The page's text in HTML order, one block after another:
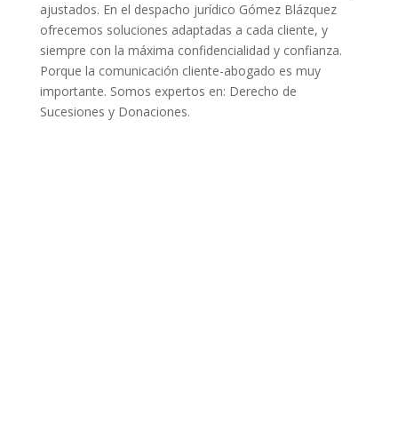
ajustados. En el despacho jurídico Gómez Blázquez
ofrecemos soluciones adaptadas a cada cliente, y
siempre con la máxima confidencialidad y confianza.
Porque la comunicación cliente-abogado es muy
importante. Somos expertos en: Derecho de
Sucesiones y Donaciones.